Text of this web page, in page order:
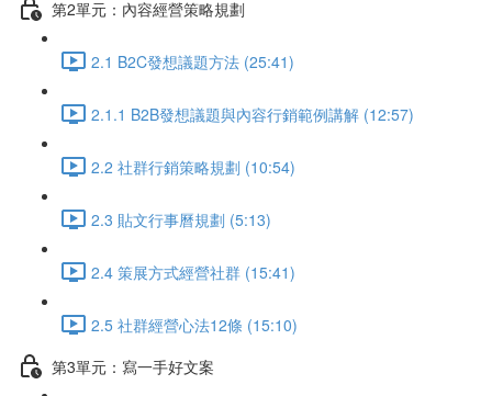
第2單元：內容經營策略規劃
2.1 B2C發想議題方法 (25:41)
2.1.1 B2B發想議題與內容行銷範例講解 (12:57)
2.2 社群行銷策略規劃 (10:54)
2.3 貼文行事曆規劃 (5:13)
2.4 策展方式經營社群 (15:41)
2.5 社群經營心法12條 (15:10)
第3單元：寫一手好文案